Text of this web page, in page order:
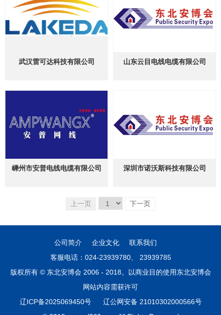
武汉雷可达科技有限公司 山东云目电线电缆有限公司
嵊州市安普电线电缆有限公司 深圳市诺沃斯科技有限公司
上一页 下一页
公司简介 企业文化
联系我们
客服电话：024-23939780、 23939785
版权所有 © 东北安博会 2006 - 2018。以商业目的使用东北安博会
网站内容需获许可
辽ICP备2025069450号
辽公网安备 21010302000566号